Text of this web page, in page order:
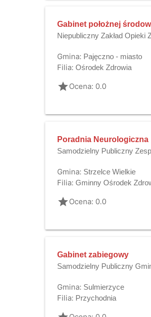
Gabinet położnej
Niepubliczny Zakład Opieki
Gmina: Pajęczno - miasto
Filia: Ośrodek Zdrowia
gradeOcena: 0.0
Poradnia Neurologiczna
Samodzielny Publiczny
Gmina: Strzelce Wielkie
Filia: Gminny Ośrodek
gradeOcena: 0.0
Gabinet zabiegowy
Samodzielny Publiczny
Gmina: Sulmierzyce
Filia: Przychodnia